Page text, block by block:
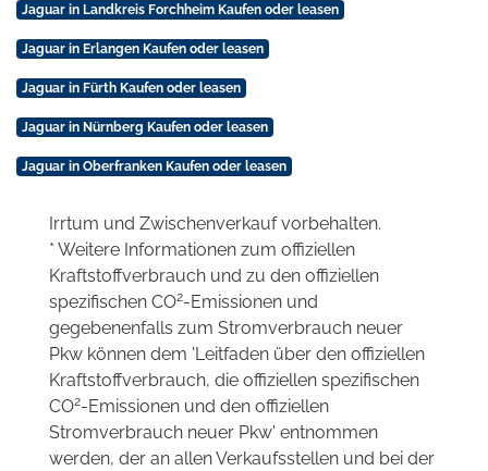
Jaguar in Landkreis Forchheim Kaufen oder leasen
Jaguar in Erlangen Kaufen oder leasen
Jaguar in Fürth Kaufen oder leasen
Jaguar in Nürnberg Kaufen oder leasen
Jaguar in Oberfranken Kaufen oder leasen
Irrtum und Zwischenverkauf vorbehalten.
* Weitere Informationen zum offiziellen
Kraftstoffverbrauch und zu den offiziellen
spezifischen CO2-Emissionen und
gegebenenfalls zum Stromverbrauch neuer
Pkw können dem 'Leitfaden über den offiziellen
Kraftstoffverbrauch, die offiziellen spezifischen
CO2-Emissionen und den offiziellen
Stromverbrauch neuer Pkw' entnommen
werden, der an allen Verkaufsstellen und bei der